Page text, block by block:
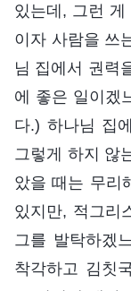
있는데, 그런 게
이자 사람을 쓰
님 집에서 권력
에 좋은 일이겠
다.) 하나님 집
그렇게 하지 않
았을 때는 무리
있지만, 적그리
그를 발탁하겠
착각하고 김칫